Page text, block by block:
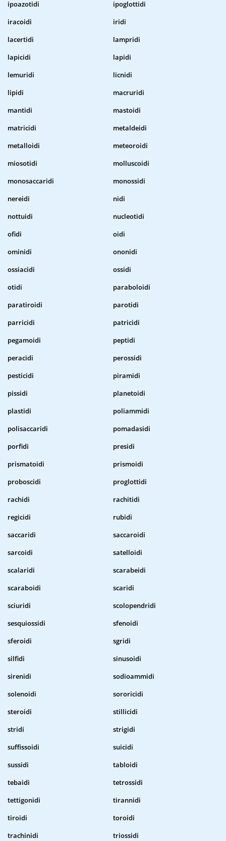
ipoazotidi
ipoglottidi
iracoidi
iridi
lacertidi
lampridi
lapicidi
lapidi
lemuridi
licnidi
lipidi
macruridi
mantidi
mastoidi
matricidi
metaldeidi
metalloidi
meteoroidi
miosotidi
molluscoidi
monosaccaridi
monossidi
nereidi
nidi
nottuidi
nucleotidi
ofidi
oidi
ominidi
ononidi
ossiacidi
ossidi
otidi
paraboloidi
paratiroidi
parotidi
parricidi
patricidi
pegamoidi
peptidi
peracidi
perossidi
pesticidi
piramidi
pissidi
planetoidi
plastidi
poliammidi
polisaccaridi
pomadasidi
porfidi
presidi
prismatoidi
prismoidi
proboscidi
proglottidi
rachidi
rachitidi
regicidi
rubidi
saccaridi
saccaroidi
sarcoidi
satelloidi
scalaridi
scarabeidi
scaraboidi
scaridi
sciuridi
scolopendridi
sesquiossidi
sfenoidi
sferoidi
sgridi
silfidi
sinusoidi
sirenidi
sodioammidi
solenoidi
sororicidi
steroidi
stillicidi
stridi
strigidi
suffissoidi
suicidi
sussidi
tabloidi
tebaidi
tetrossidi
tettigonidi
tirannidi
tiroidi
toroidi
trachinidi
triossidi